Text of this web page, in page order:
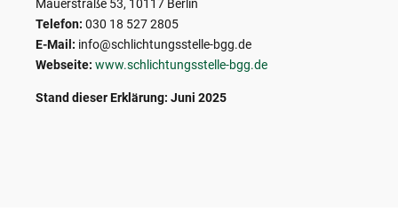
Mauerstraße 53, 10117 Berlin
Telefon: 030 18 527 2805
E-Mail: info@schlichtungsstelle-bgg.de
Webseite: www.schlichtungsstelle-bgg.de
Stand dieser Erklärung: Juni 2025